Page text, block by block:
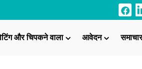
और चिपकने वाला आवेदन समाचार